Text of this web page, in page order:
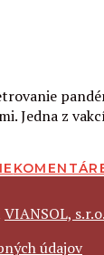
Jedna z
VIANSOL, s.r.o.
údajov